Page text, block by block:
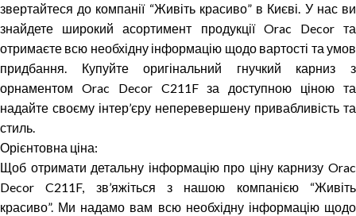
звертайтеся до компанії “Живіть красиво” в Києві. У нас ви
знайдете широкий асортимент продукції Orac Decor та
отримаєте всю необхідну інформацію щодо вартості та умов
придбання. Купуйте оригінальний гнучкий карниз з
орнаментом Orac Decor C211F за доступною ціною та
надайте своєму інтер’єру неперевершену привабливість та
стиль.
Орієнтовна ціна:
Щоб отримати детальну інформацію про ціну карнизу Orac
Decor C211F, зв’яжіться з нашою компанією “Живіть
красиво”. Ми надамо вам всю необхідну інформацію щодо